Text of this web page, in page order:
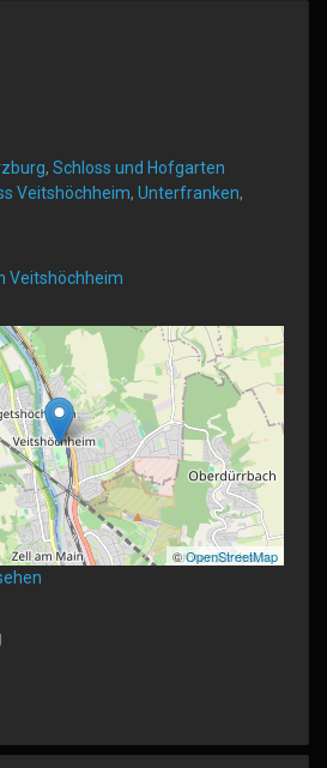
, Schloss und Hofgarten
Veitshöchheim, Unterfranken,
Veitshöchheim
©OpenStreetMap